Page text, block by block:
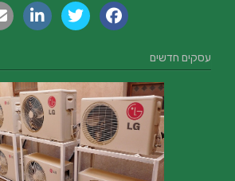
עסקים חדשים